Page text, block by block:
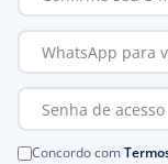
Concordo com